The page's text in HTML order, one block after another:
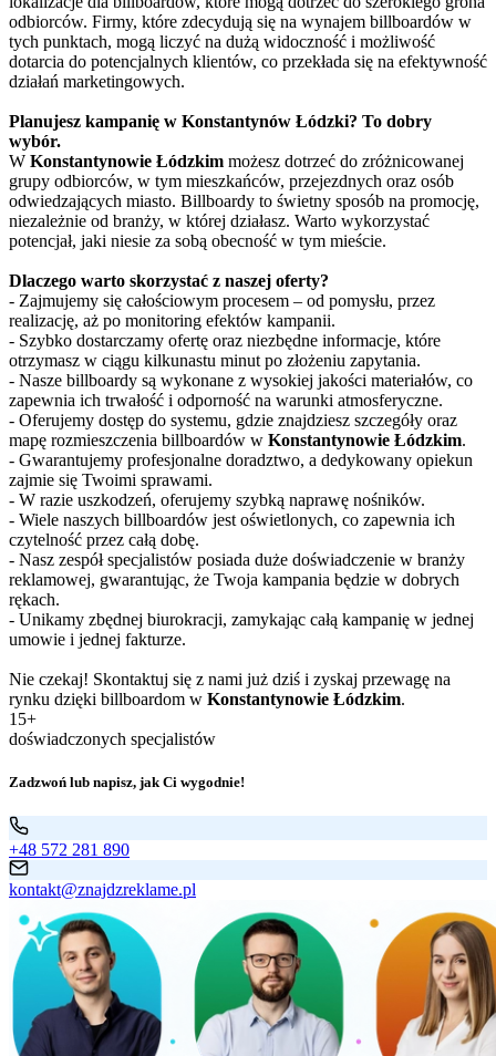
odbiorców. Firmy, które zdecydują się na wynajem billboardów w
tych punktach, mogą liczyć na dużą widoczność i możliwość
dotarcia do potencjalnych klientów, co przekłada się na efektywność
działań marketingowych.
Planujesz kampanię w Konstantynów Łódzki? To dobry
wybór.
W Konstantynowie Łódzkim możesz dotrzeć do zróżnicowanej
grupy odbiorców, w tym mieszkańców, przejezdnych oraz osób
odwiedzających miasto. Billboardy to świetny sposób na promocję,
niezależnie od branży, w której działasz. Warto wykorzystać
potencjał, jaki niesie za sobą obecność w tym mieście.
Dlaczego warto skorzystać z naszej oferty?
- Zajmujemy się całościowym procesem – od pomysłu, przez
realizację, aż po monitoring efektów kampanii.
- Szybko dostarczamy ofertę oraz niezbędne informacje, które
otrzymasz w ciągu kilkunastu minut po złożeniu zapytania.
- Nasze billboardy są wykonane z wysokiej jakości materiałów, co
zapewnia ich trwałość i odporność na warunki atmosferyczne.
- Oferujemy dostęp do systemu, gdzie znajdziesz szczegóły oraz
mapę rozmieszczenia billboardów w Konstantynowie Łódzkim.
- Gwarantujemy profesjonalne doradztwo, a dedykowany opiekun
zajmie się Twoimi sprawami.
- W razie uszkodzeń, oferujemy szybką naprawę nośników.
- Wiele naszych billboardów jest oświetlonych, co zapewnia ich
czytelność przez całą dobę.
- Nasz zespół specjalistów posiada duże doświadczenie w branży
reklamowej, gwarantując, że Twoja kampania będzie w dobrych
rękach.
- Unikamy zbędnej biurokracji, zamykając całą kampanię w jednej
umowie i jednej fakturze.
Nie czekaj! Skontaktuj się z nami już dziś i zyskaj przewagę na
rynku dzięki billboardom w Konstantynowie Łódzkim.
15+
doświadczonych specjalistów
Zadzwoń lub napisz, jak Ci wygodnie!
+48 572 281 890
kontakt@znajdzreklame.pl